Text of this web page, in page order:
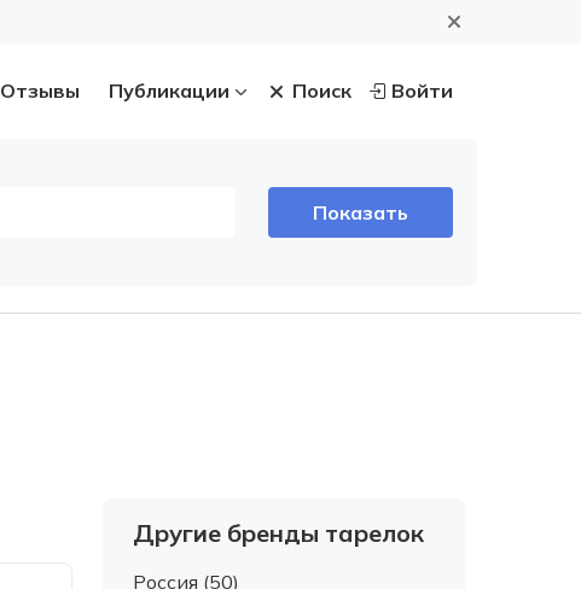
Отзывы Публикации Поиск Войти
Другие бренды тарелок
Россия (50)